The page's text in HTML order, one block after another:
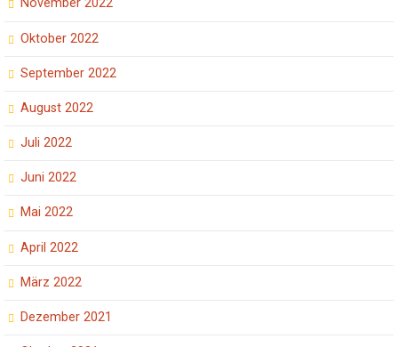
November 2022
Oktober 2022
September 2022
August 2022
Juli 2022
Juni 2022
Mai 2022
April 2022
März 2022
Dezember 2021